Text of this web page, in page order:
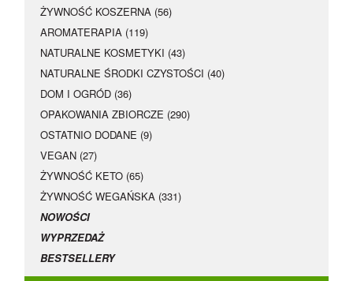
ŻYWNOŚĆ KOSZERNA (56)
AROMATERAPIA (119)
NATURALNE KOSMETYKI (43)
NATURALNE ŚRODKI CZYSTOŚCI (40)
DOM I OGRÓD (36)
OPAKOWANIA ZBIORCZE (290)
OSTATNIO DODANE (9)
VEGAN (27)
ŻYWNOŚĆ KETO (65)
ŻYWNOŚĆ WEGAŃSKA (331)
NOWOŚCI
WYPRZEDAŻ
BESTSELLERY